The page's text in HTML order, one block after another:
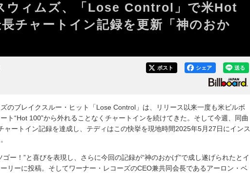
ウィムズ、「Lose Control」で米Hot
チャートイン記録を更新「神のおか
送る
シェア
ポスト
のブレイクスルー・ヒット「Lose Control」は、リリース以来一度も米ビルボ
ト“Hot 100”から外れることなくチャートインを続けてきた。そして今週、同曲
ャートイン記録を達成し、テディはこの快挙を現地時間2025年5月27日にインス
ー！”と喜びを表現し、さらに今回の記録が“神のおかげ”で成し遂げられたとイ
リーに投稿。そしてワーナー・レコーズのCEO兼共同会長であるアーロン・ベ